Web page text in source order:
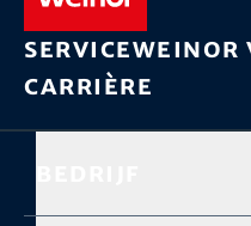
Serviceweinor
Carrière